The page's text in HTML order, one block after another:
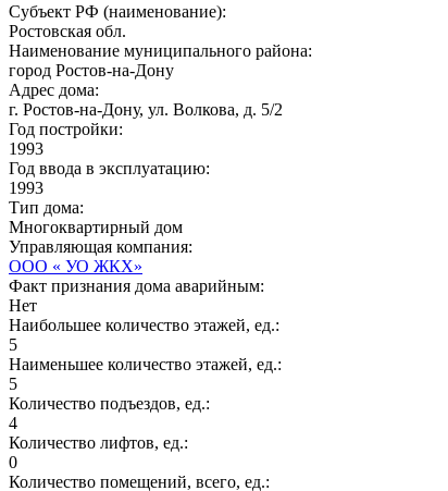
Субъект РФ (наименование):
Ростовская обл.
Наименование муниципального района:
город Ростов-на-Дону
Адрес дома:
г. Ростов-на-Дону, ул. Волкова, д. 5/2
Год постройки:
1993
Год ввода в эксплуатацию:
1993
Тип дома:
Многоквартирный дом
Управляющая компания:
ООО « УО ЖКХ»
Факт признания дома аварийным:
Нет
Наибольшее количество этажей, ед.:
5
Наименьшее количество этажей, ед.:
5
Количество подъездов, ед.:
4
Количество лифтов, ед.:
0
Количество помещений, всего, ед.: